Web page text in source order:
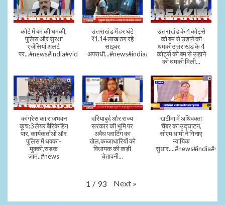
कोर्ट में बम की धमकी,
पुलिस और सुरक्षा
एजेंसियां अलर्ट
पर...#news#india#video#viral
उत्तराखंड में हर घंटे
₹1.14 लाख ठग रहे
साइबर
अपराधी...#news#india#video#viral
उत्तराखंड के 4 कोर्ट्स
को बम से उड़ाने की
धमकीउत्तराखंड के 4
कोर्ट्स को बम से उड़ाने
की धमकी मिली...
कांग्रेस का राजभवन
कूच:3 लेयर बैरिकेडिंग
पार, कार्यकर्ताओं और
पुलिस में धक्का-
मुक्की,सड़क
जाम..#news
दरियाबुर्द और राज्य
सरकार की भूमि पर
अवैध प्लाटिंग का
खेल,कब्जाधारियों को
विधायक की कड़ी
चेतावनी...
खटीमा में अधिवक्ता
चैंबर का उद्घाटन,
सीएम धामी ने गिनाए
न्यायिक
1 / 93 Next »